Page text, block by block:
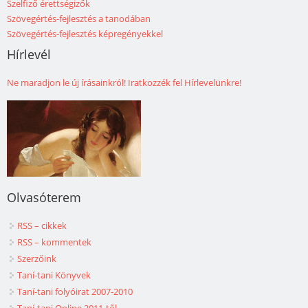
Szelfiző érettségizők
Szövegértés-fejlesztés a tanodában
Szövegértés-fejlesztés képregényekkel
Hírlevél
Ne maradjon le új írásainkról! Iratkozzék fel Hírlevelünkre!
Olvasóterem
RSS – cikkek
RSS – kommentek
Szerzőink
Taní-tani Könyvek
Taní-tani folyóirat 2007-2010